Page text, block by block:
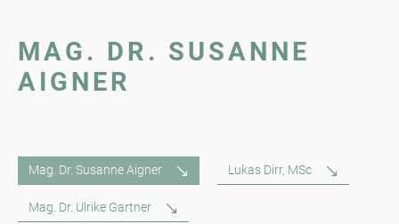
MAG. DR. SUSANNE
AIGNER
Mag. Dr. Susanne Aigner Lukas Dirr, MSc
Mag. Dr. Ulrike Gartner